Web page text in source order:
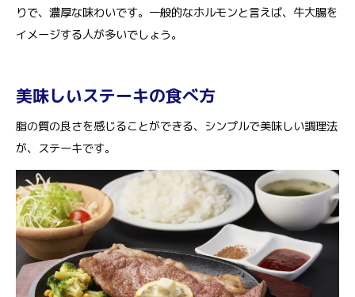
りで、濃厚な味わいです。一般的なホルモンと言えば、牛大腸を
イメージする人が多いでしょう。
美味しいステーキの食べ方
脂の質の良さを感じることができる、シンプルで美味しい調理法
が、ステーキです。